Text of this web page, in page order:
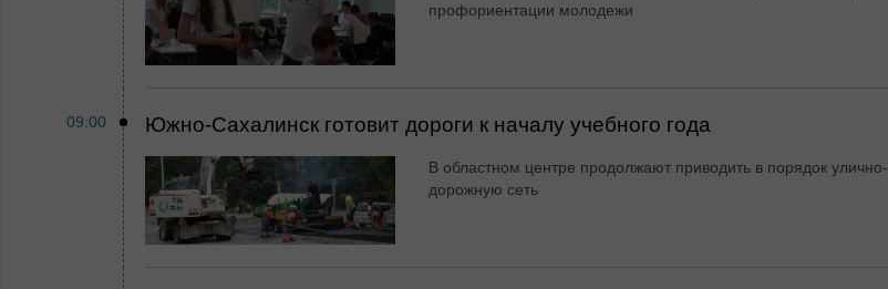
профориентации молодежи
09:00 Южно-Сахалинск готовит дороги к началу учебного года
В областном центре продолжают приводить в порядок улично-
дорожную сеть